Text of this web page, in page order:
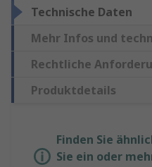
Technische Daten
Mehr Infos und
Rechtliche
Produktdetails
Finden Sie
Sie ein oder